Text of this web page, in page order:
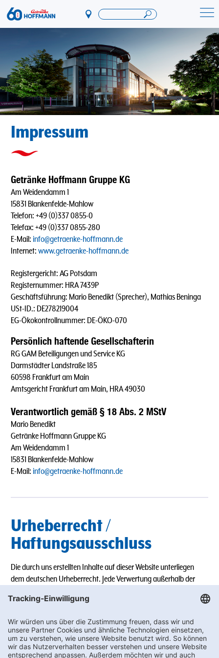
Direkt
zum
Inhalt
Startseite Getränke Hoffmann
Impressum
Getränke Hoffmann Gruppe KG
Am Weidendamm 1
15831 Blankenfelde-Mahlow
Telefon: +49 (0)337 0855-0
Telefax: +49 (0)337 0855-280
E-Mail: info@getraenke-hoffmann.de
Internet: www.getraenke-hoffmann.de
Registergericht: AG Potsdam
Registernummer: HRA 7439P
Geschäftsführung: Mario Benedikt (Sprecher), Mathias Beninga
USt-ID.: DE278219004
EG-Ökokontrollnummer: DE-ÖKO-070
Persönlich haftende Gesellschafterin
RG GAM Beteiligungen und Service KG
Darmstädter Landstraße 185
60598 Frankfurt am Main
Amtsgericht Frankfurt am Main, HRA 49030
Verantwortlich gemäß § 18 Abs. 2 MStV
Mario Benedikt
Getränke Hoffmann Gruppe KG
Am Weidendamm 1
15831 Blankenfelde-Mahlow
E-Mail: info@getraenke-hoffmann.de
Urheberrecht /
Haftungsausschluss
Die durch uns erstellten Inhalte auf dieser Website unterliegen
dem deutschen Urheberrecht. Jede Verwertung außerhalb der
Zustimmung.
Für die Richtigkeit, Vollständigkeit und Aktualität der Inhalte
übernehmen wir keine Gewähr.
Diese Website enthält Links zu Webseiten Dritter, auf deren Inhalte